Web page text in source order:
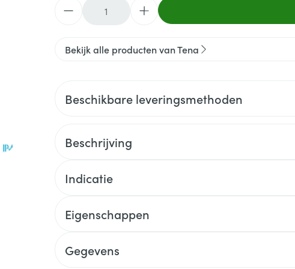
Bekijk alle producten van Tena
Beschikbare leveringsmethoden
Beschrijving
Indicatie
Eigenschappen
Gegevens